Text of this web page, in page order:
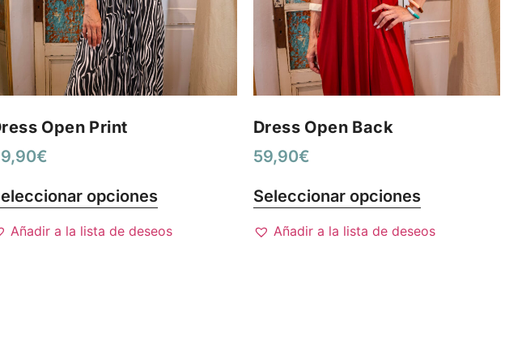
Open Print
€
opciones
Añadir a la lista de deseos
Dress Open Back
59,90€
Seleccionar opciones
Añadir a la lista de deseos